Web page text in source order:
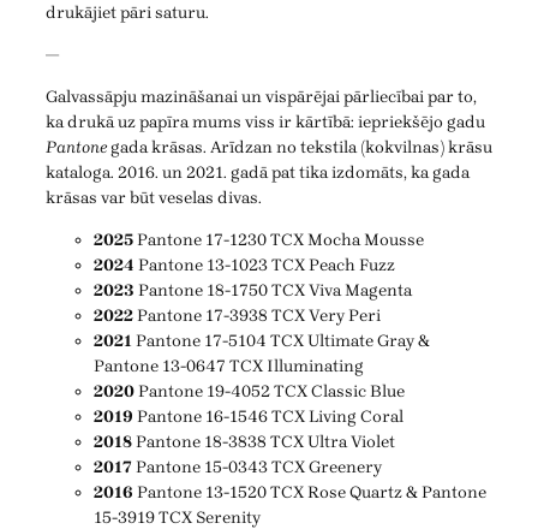
drukājiet pāri saturu.
—
Galvassāpju mazināšanai un vispārējai pārliecībai par to,
ka drukā uz papīra mums viss ir kārtībā: iepriekšējo gadu
Pantonegada krāsas. Arīdzan no tekstila (kokvilnas) krāsu
kataloga. 2016. un 2021. gadā pat tika izdomāts, ka gada
krāsas var būt veselas divas.
2025Pantone 17-1230 TCX Mocha Mousse
2024 Pantone 13-1023 TCX Peach Fuzz
2023 Pantone 18-1750 TCX Viva Magenta
2022Pantone 17-3938 TCX Very Peri
2021Pantone 17-5104 TCX Ultimate Gray &
Pantone 13-0647 TCX Illuminating
2020Pantone 19-4052 TCX Classic Blue
2019 Pantone 16-1546 TCX Living Coral
2018Pantone 18-3838 TCX Ultra Violet
2017Pantone 15-0343 TCX Greenery
2016 Pantone 13-1520 TCX Rose Quartz & Pantone
15-3919 TCX Serenity